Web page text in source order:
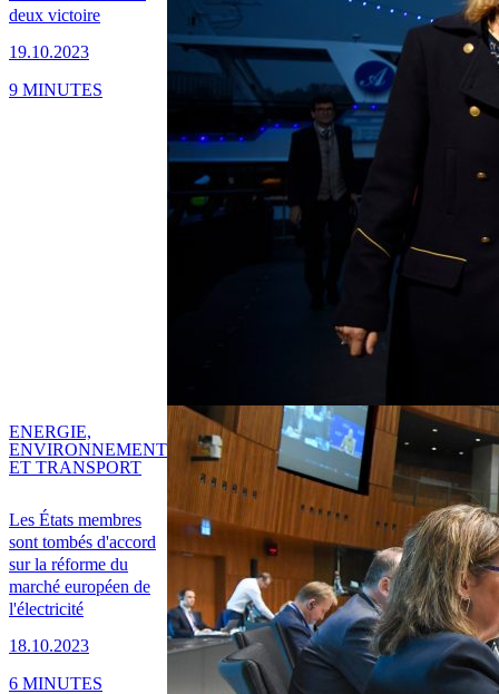
deux victoire
19.10.2023
9 MINUTES
Les États membres
sont tombés d'accord
sur la réforme du
marché européen de
l'électricité
18.10.2023
ENERGIE,
ENVIRONNEMENT
ET TRANSPORT
6 MINUTES